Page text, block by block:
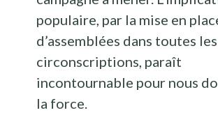
populaire, par la mise en
d’assemblées dans toutes les
circonscriptions, paraît
incontournable pour nous
la force.